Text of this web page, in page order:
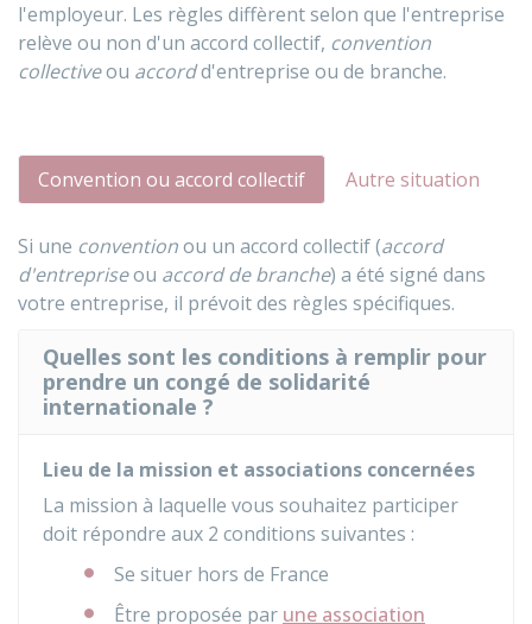
l'employeur. Les règles diffèrent selon que l'entreprise
relève ou non d'un accord collectif, convention
collectiveou accordd'entreprise ou de branche.
Convention ou accord collectif Autre situation
Si une conventionou un accord collectif (accord
d'entrepriseou accord de branche) a été signé dans
votre entreprise, il prévoit des règles spécifiques.
Quelles sont les conditions à remplir pour
prendre un congé de solidarité
internationale ?
Lieu de la mission et associations concernées
La mission à laquelle vous souhaitez participer
doit répondre aux 2 conditions suivantes :
Se situer hors de France
Être proposée par une association